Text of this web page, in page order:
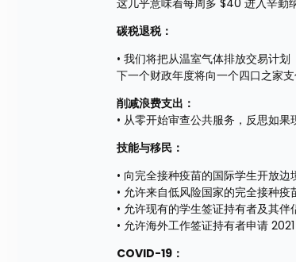
这几乎意味着每周多 $40 进入辛勤
碳税退税：
• 我们将把从温室气体排放交易计
下一个财政年度将向一个四口之家
削减浪费支出：
• 从零开始审查公共服务，反思如
技能与移民：
• 向完全接种疫苗的国际学生开放
• 允许来自低风险国家的完全接种
• 允许现有的学生签证持有者及其
• 允许海外工作签证持有者申请 2021
COVID-19：